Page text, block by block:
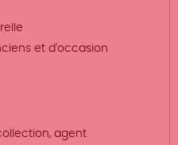
et d'occasion
agent